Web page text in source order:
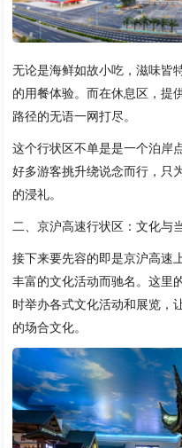
无论是海鲜如故小吃，滋味皆
的用餐体验。而在休息区，提
路径的无语一网打尽。
这个行状区不单是是一个泊岸
好多游客挑升绕说念而行，只
的浸礼。
二、京沪高速行状区：文化与
接下来要先容的即是京沪高速
丰富的文化活动而驰名。这里
时举办各式文化活动和展览，
的场合文化。